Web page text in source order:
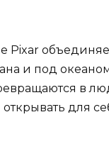
Pixar
и под
в
открывать для